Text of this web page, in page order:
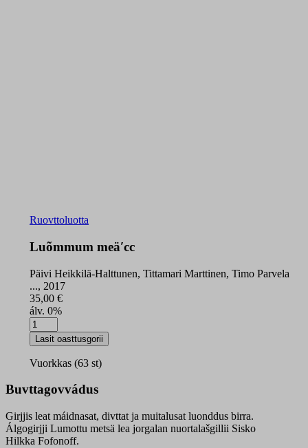
Ruovttoluotta
Luõmmum meäʹcc
Päivi Heikkilä-Halttunen, Tittamari Marttinen, Timo Parvela
..., 2017
35,00 €
álv. 0%
Luõmmum
meäʹcc
quantity
Lasit oasttusgorii
Vuorkkas (63 st)
Buvttagovvádus
Girjjis leat máidnasat, divttat ja muitalusat luonddus birra.
Álgogirjji Lumottu metsä lea jorgalan nuortalašgillii Sisko
Hilkka Fofonoff.